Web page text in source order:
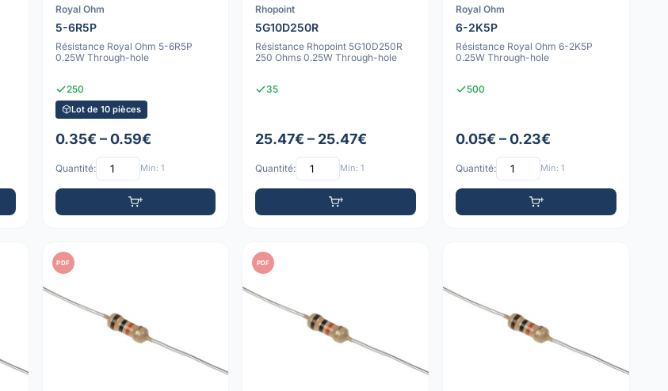
Royal Ohm
5-6R5P
Résistance Royal Ohm 5-6R5P
0.25W Through-hole
250
Lot de 10 pièces
0.35€ – 0.59€
Quantité: Min: 1
Rhopoint
5G10D250R
Résistance Rhopoint 5G10D250R
250 Ohms 0.25W Through-hole
35
25.47€ – 25.47€
Quantité: Min: 1
Royal Ohm
6-2K5P
Résistance Royal Ohm 6-2K5P
0.25W Through-hole
500
0.05€ – 0.23€
Quantité: Min: 1
PDF PDF